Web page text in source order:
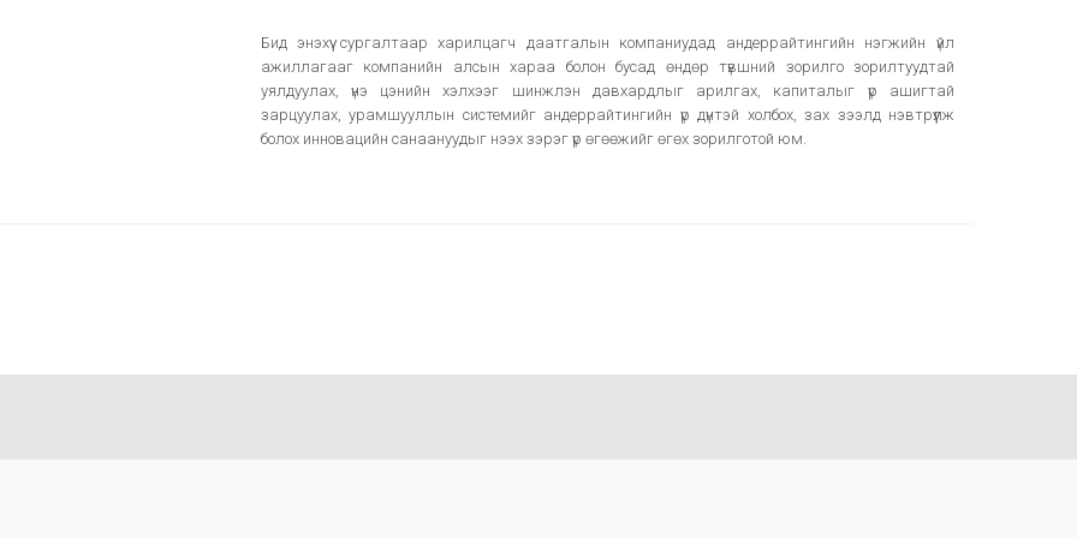
Бид энэхүү сургалтаар харилцагч даатгалын компаниудад андеррайтингийн нэгжийн үйл
ажиллагааг компанийн алсын хараа болон бусад өндөр түвшний зорилго зорилтуудтай
уялдуулах, үнэ цэнийн хэлхээг шинжлэн давхардлыг арилгах, капиталыг үр ашигтай
зарцуулах, урамшууллын системийг андеррайтингийн үр дүнтэй холбох, зах зээлд нэвтрүүлж
болох инновацийн санаануудыг нээх зэрэг үр өгөөжийг өгөх зорилготой юм.